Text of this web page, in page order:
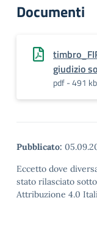
Documenti
giudizio
pdf - 491 kb
Pubblicato:
Eccetto dove
stato rilasciato
Attribuzione 4.0